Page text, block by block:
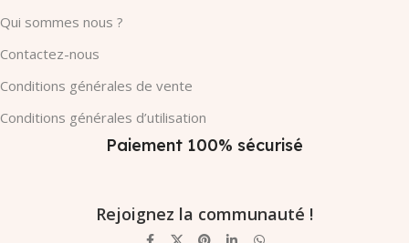
Qui sommes nous ?
Contactez-nous
Conditions générales de vente
Conditions générales d’utilisation
Paiement 100% sécurisé
Rejoignez la communauté !